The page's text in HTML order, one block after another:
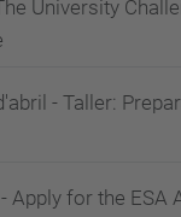
University
- Taller:
Apply for the ESA